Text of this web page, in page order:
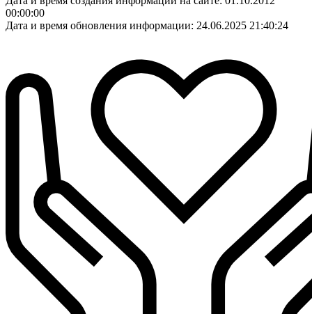
00:00:00
Дата и время обновления информации: 24.06.2025 21:40:24